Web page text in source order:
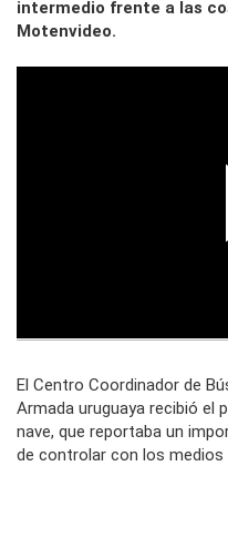
intermedio frente a las
Motenvideo.
El Centro Coordinador de
Armada uruguaya recibió el
nave, que reportaba un
de controlar con los medios